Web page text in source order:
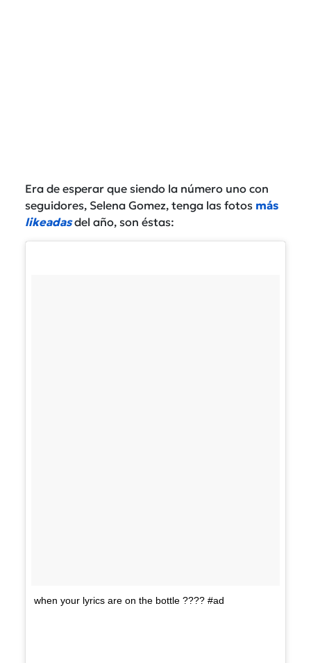
Era de esperar que siendo la número uno con
seguidores, Selena Gomez, tenga las fotos más
likeadas del año, son éstas:
when your lyrics are on the bottle ???? #ad